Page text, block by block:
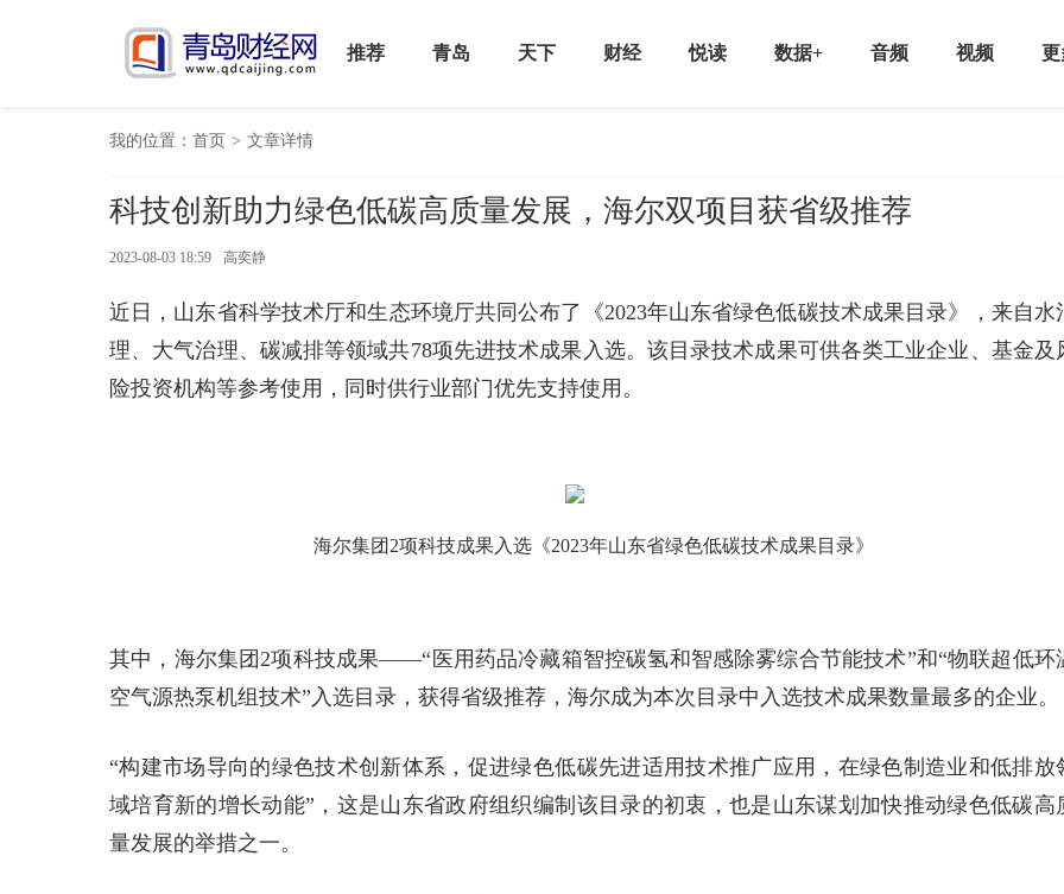
推荐 青岛 天下 财经 悦读 数据+ 音频 视频 更
我的位置： 首页 > 文章详情
科技创新助力绿色低碳高质量发展，海尔双项目获省级推荐
2023-08-03 18:59 高奕静
近日，山东省科学技术厅和生态环境厅共同公布了《2023年山东省绿色低碳技术成果目录》，来自水
理、大气治理、碳减排等领域共78项先进技术成果入选。该目录技术成果可供各类工业企业、基金及
险投资机构等参考使用，同时供行业部门优先支持使用。
海尔集团2项科技成果入选《2023年山东省绿色低碳技术成果目录》
其中，海尔集团2项科技成果——“医用药品冷藏箱智控碳氢和智感除雾综合节能技术”和“物联超低环
空气源热泵机组技术”入选目录，获得省级推荐，海尔成为本次目录中入选技术成果数量最多的企业。
“构建市场导向的绿色技术创新体系，促进绿色低碳先进适用技术推广应用，在绿色制造业和低排放
域培育新的增长动能”，这是山东省政府组织编制该目录的初衷，也是山东谋划加快推动绿色低碳高
量发展的举措之一。